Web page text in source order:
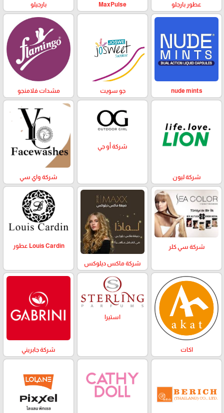
عطور بارجلو MaxPulse بارجيلو
nude mints جو سويت مشدات فلامنجو
شركة ليون
شركة أو جي
شركة واي سي
شركة سي كلر
شركة ماكس ديلوكس
Louis Cardin عطور
اكات
استيرا
شركة جابريني